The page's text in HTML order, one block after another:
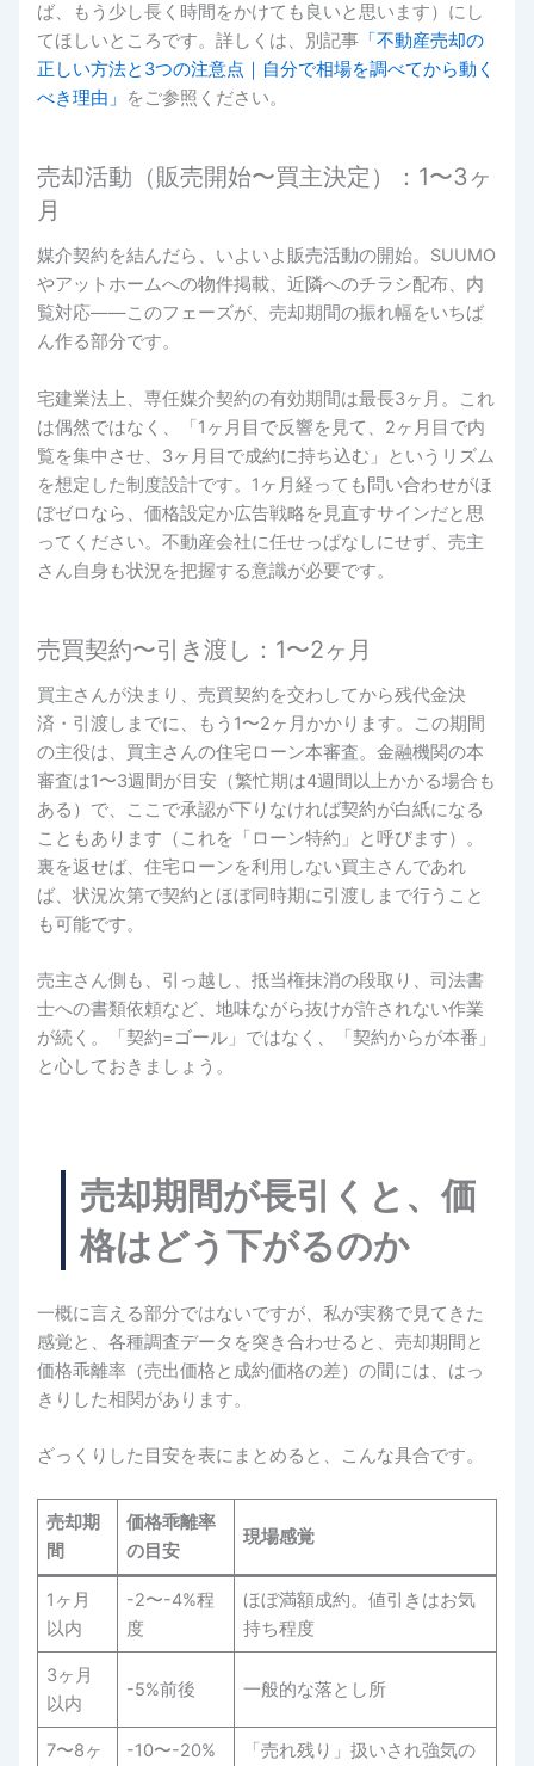
ば、もう少し長く時間をかけても良いと思います）にし
てほしいところです。詳しくは、別記事「不動産売却の
正しい方法と3つの注意点｜自分で相場を調べてから動く
べき理由」
をご参照ください。
売却活動（販売開始〜買主決定）：1〜3ヶ
月
媒介契約を結んだら、いよいよ販売活動の開始。SUUMO
やアットホームへの物件掲載、近隣へのチラシ配布、内
覧対応――このフェーズが、売却期間の振れ幅をいちば
ん作る部分です。
宅建業法上、専任媒介契約の有効期間は最長3ヶ月。これ
は偶然ではなく、「1ヶ月目で反響を見て、2ヶ月目で内
覧を集中させ、3ヶ月目で成約に持ち込む」というリズム
を想定した制度設計です。1ヶ月経っても問い合わせがほ
ぼゼロなら、価格設定か広告戦略を見直すサインだと思
ってください。不動産会社に任せっぱなしにせず、売主
さん自身も状況を把握する意識が必要です。
売買契約〜引き渡し：1〜2ヶ月
買主さんが決まり、売買契約を交わしてから残代金決
済・引渡しまでに、もう1〜2ヶ月かかります。この期間
の主役は、買主さんの住宅ローン本審査。金融機関の本
審査は1〜3週間が目安（繁忙期は4週間以上かかる場合も
ある）で、ここで承認が下りなければ契約が白紙になる
こともあります（これを「ローン特約」と呼びます）。
裏を返せば、住宅ローンを利用しない買主さんであれ
ば、状況次第で契約とほぼ同時期に引渡しまで行うこと
も可能です。
売主さん側も、引っ越し、抵当権抹消の段取り、司法書
士への書類依頼など、地味ながら抜けが許されない作業
が続く。「契約=ゴール」ではなく、「契約からが本番」
と心しておきましょう。
売却期間が長引くと、価
格はどう下がるのか
一概に言える部分ではないですが、私が実務で見てきた
感覚と、各種調査データを突き合わせると、売却期間と
価格乖離率（売出価格と成約価格の差）の間には、はっ
きりした相関があります。
ざっくりした目安を表にまとめると、こんな具合です。
売却期
間
価格乖離率
の目安
現場感覚
1ヶ月
以内
-2〜-4%程
度
ほぼ満額成約。値引きはお気
持ち程度
3ヶ月
以内
-5%前後 一般的な落とし所
7〜8ヶ
-10〜-20%
「売れ残り」扱いされ強気の